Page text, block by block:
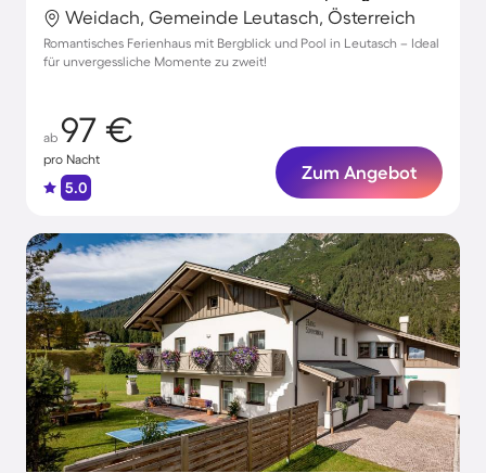
Weidach, Gemeinde Leutasch, Österreich
Romantisches Ferienhaus mit Bergblick und Pool in Leutasch – Ideal
für unvergessliche Momente zu zweit!
ab 97 €
pro Nacht
5.0
Zum Angebot